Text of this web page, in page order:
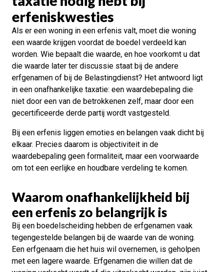
erfeniskwesties
Als er een woning in een erfenis valt, moet die woning
een waarde krijgen voordat de boedel verdeeld kan
worden. Wie bepaalt die waarde, en hoe voorkomt u dat
die waarde later ter discussie staat bij de andere
erfgenamen of bij de Belastingdienst? Het antwoord ligt
in een onafhankelijke taxatie: een waardebepaling die
niet door een van de betrokkenen zelf, maar door een
gecertificeerde derde partij wordt vastgesteld.
Bij een erfenis liggen emoties en belangen vaak dicht bij
elkaar. Precies daarom is objectiviteit in de
waardebepaling geen formaliteit, maar een voorwaarde
om tot een eerlijke en houdbare verdeling te komen.
Waarom onafhankelijkheid bij
een erfenis zo belangrijk is
Bij een boedelscheiding hebben de erfgenamen vaak
tegengestelde belangen bij de waarde van de woning.
Een erfgenaam die het huis wil overnemen, is geholpen
met een lagere waarde. Erfgenamen die willen dat de